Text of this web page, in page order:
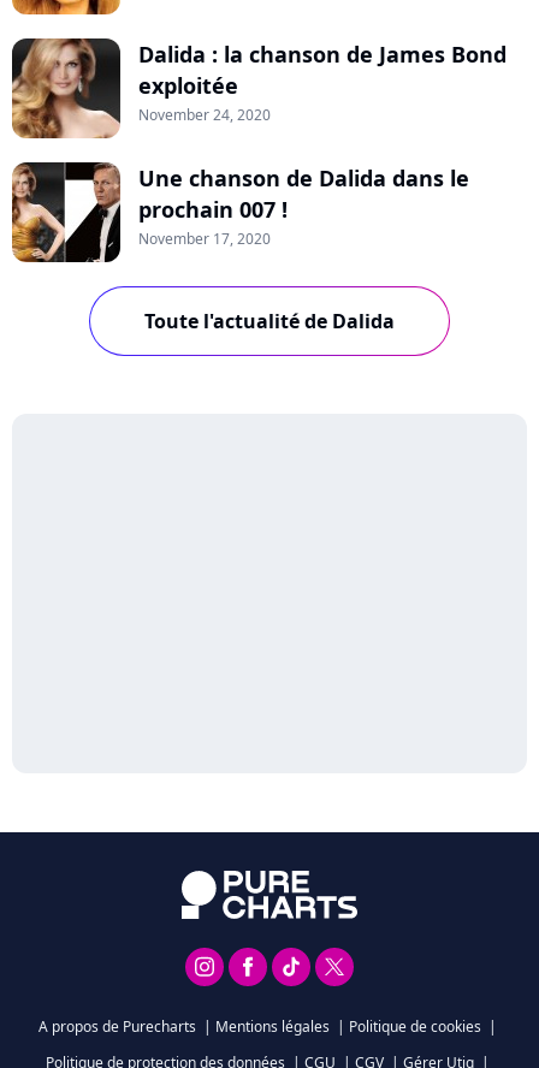
Dalida : la chanson de James Bond
exploitée
November 24, 2020
Une chanson de Dalida dans le
prochain 007 !
November 17, 2020
Toute l'actualité de Dalida
A propos de Purecharts | Mentions légales | Politique de cookies |
Politique de protection des données | CGU | CGV | Gérer Utiq |